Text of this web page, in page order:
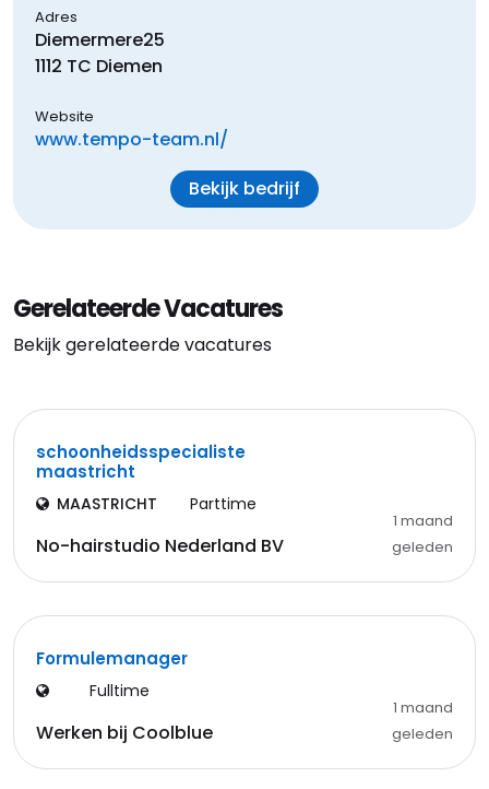
Adres
Diemermere25
1112 TC Diemen
Website
www.tempo-team.nl/
Bekijk bedrijf
Gerelateerde Vacatures
Bekijk gerelateerde vacatures
schoonheidsspecialiste
maastricht
MAASTRICHT Parttime
No-hairstudio Nederland BV
1 maand
geleden
Formulemanager
Fulltime
Werken bij Coolblue
1 maand
geleden